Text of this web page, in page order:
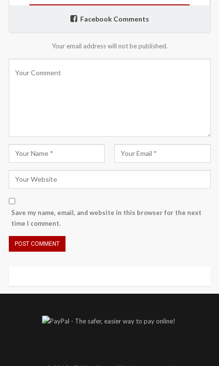
Facebook Comments
Your email address will not be published.
Save my name, email, and website in this browser for the next
time I comment.